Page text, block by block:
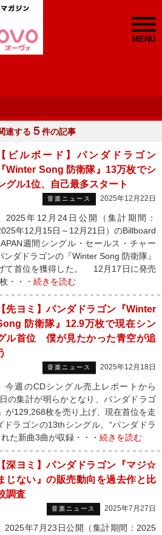
MENU
連する ５件の記事
【ビルボード】パンダドラゴン
『Winter Song 防衛隊』13万枚でシ
グル1位、自己最多スタート
音楽ニュース 2025年12月22日
2025年12月24日公開（集計期間：
年12月15日～12月21日）のBillboard
週間シングル・セールス・チャー
ンダドラゴンの『Winter Song 防衛隊』
て首位を獲得した。 12月17日に発売
・・・ 続きを読む
【先ヨミ】パンダドラゴン『Winter
防衛隊』12.9万枚で現在シン
ル首位 僕が見たかった青空が追
音楽ニュース 2025年12月18日
今週のCDシングル売上レポートから
の集計が明らかとなり、パンダドラゴ
が129,268枚を売り上げ、現在首位を走
ラゴンの13thシングル。“パンダドラ
た新曲3曲が収録・・・ 続きを読む
【深ヨミ】パンダドラゴン『マジ☆
じない』の販売動向を過去作と比
調査
音楽ニュース 2025年7月27日
2025年7月23日公開（集計期間：2025